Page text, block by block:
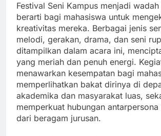
Festival Seni Kampus menjadi
berarti bagi mahasiswa untuk
kreativitas mereka. Berbagai jenis
melodi, gerakan, drama, dan seni
ditampilkan dalam acara ini,
yang meriah dan penuh energi.
menawarkan kesempatan bagi
memperlihatkan bakat dirinya di
akademika dan masyarakat luas,
memperkuat hubungan antarpersona
dari beragam jurusan.